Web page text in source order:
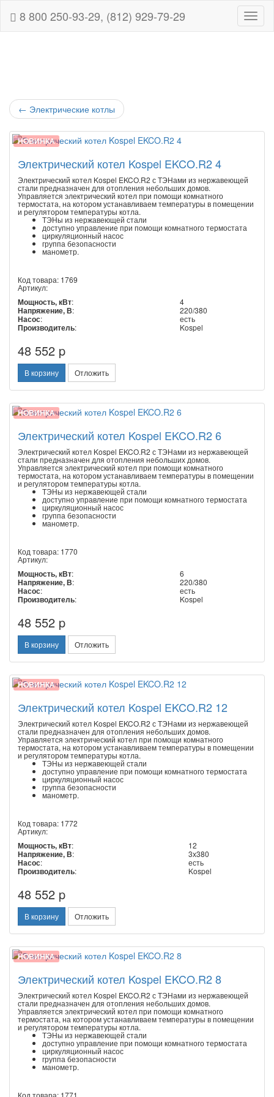
8 800 250-93-29, (812) 929-79-29
← Электрические котлы
НОВИНКА
Электрический котел Kospel EKCO.R2 4
Электрический котел Kospel EKCO.R2 с ТЭНами из нержавеющей
стали предназначен для отопления небольших домов.
Управляется электрический котел при помощи комнатного
термостата, на котором устанавливаем температуры в помещении
и регулятором температуры котла.
ТЭНы из нержавеющей стали
доступно управление при помощи комнатного термостата
циркуляционный насос
группа безопасности
манометр.
Код товара: 1769
Артикул:
Мощность, кВт: 4
Напряжение, В: 220/380
Насос: есть
Производитель: Kospel
48 552 p
В корзину Отложить
НОВИНКА
Электрический котел Kospel EKCO.R2 6
Электрический котел Kospel EKCO.R2 с ТЭНами из нержавеющей
стали предназначен для отопления небольших домов.
Управляется электрический котел при помощи комнатного
термостата, на котором устанавливаем температуры в помещении
и регулятором температуры котла.
ТЭНы из нержавеющей стали
доступно управление при помощи комнатного термостата
циркуляционный насос
группа безопасности
манометр.
Код товара: 1770
Артикул:
Мощность, кВт: 6
Напряжение, В: 220/380
Насос: есть
Производитель: Kospel
48 552 p
В корзину Отложить
НОВИНКА
Электрический котел Kospel EKCO.R2 12
Электрический котел Kospel EKCO.R2 с ТЭНами из нержавеющей
стали предназначен для отопления небольших домов.
Управляется электрический котел при помощи комнатного
термостата, на котором устанавливаем температуры в помещении
и регулятором температуры котла.
ТЭНы из нержавеющей стали
доступно управление при помощи комнатного термостата
циркуляционный насос
группа безопасности
манометр.
Код товара: 1772
Артикул:
Мощность, кВт: 12
Напряжение, В: 3х380
Насос: есть
Производитель: Kospel
48 552 p
В корзину Отложить
НОВИНКА
Электрический котел Kospel EKCO.R2 8
Электрический котел Kospel EKCO.R2 с ТЭНами из нержавеющей
стали предназначен для отопления небольших домов.
Управляется электрический котел при помощи комнатного
термостата, на котором устанавливаем температуры в помещении
и регулятором температуры котла.
ТЭНы из нержавеющей стали
доступно управление при помощи комнатного термостата
циркуляционный насос
группа безопасности
манометр.
Код товара: 1771